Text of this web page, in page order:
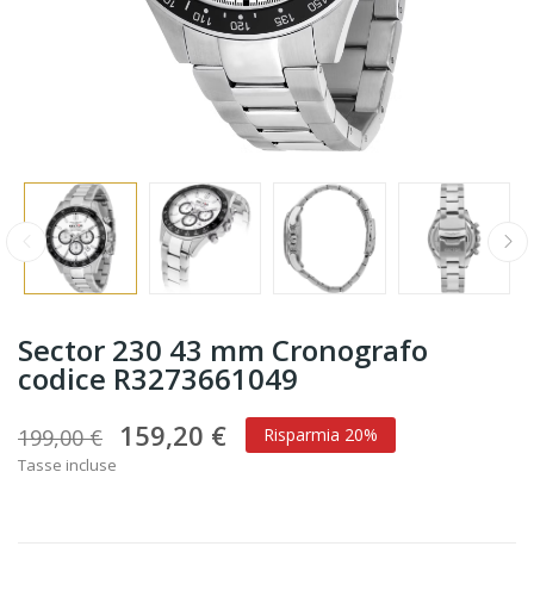
Sector 230 43 mm Cronografo
codice R3273661049
199,00 € 159,20 € Risparmia 20%
Tasse incluse